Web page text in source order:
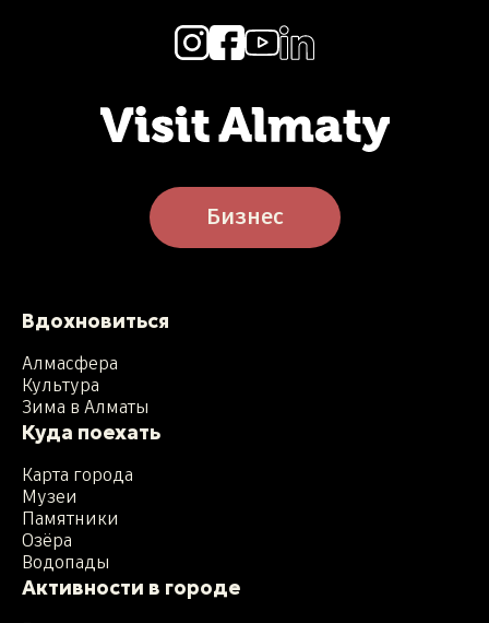
Бизнес
Вдохновиться
Алмасфера
Культура
Зима в Алматы
Куда поехать
Карта города
Музеи
Памятники
Озёра
Водопады
Активности в городе